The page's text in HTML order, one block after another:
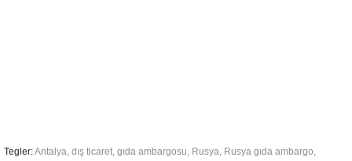
Tegler:Antalya, dış ticaret, gıda ambargosu, Rusya, Rusya gıda ambargo,